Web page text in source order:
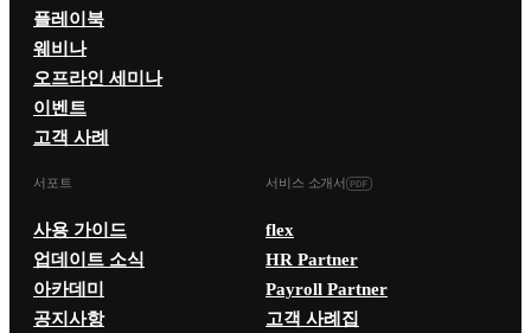
플레이북
웨비나
오프라인 세미나
이벤트
고객 사례
서포트
사용 가이드
업데이트 소식
아카데미
공지사항
서비스 소개서
flex
HR Partner
Payroll Partner
고객 사례집